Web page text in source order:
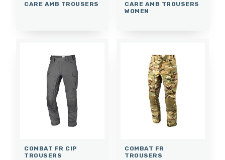
CARE AMB TROUSERS
CARE AMB TROUSERS
WOMEN
COMBAT FR CIP
TROUSERS
COMBAT FR
TROUSERS